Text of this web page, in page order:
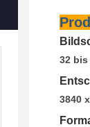
32 bis
3840